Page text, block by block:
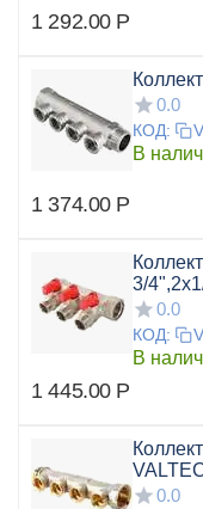
1 292.00 Р
0.0
КОД:
В
1 374.00 Р
3/
0.0
КОД:
В
1 445.00 Р
0.0